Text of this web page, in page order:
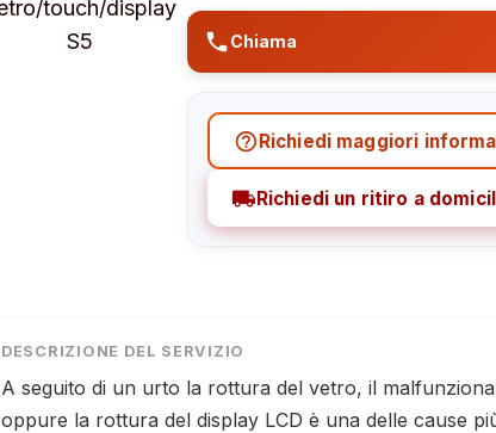
phoneChiama
help_outlineRichiedi maggiori
local_shippingRichiedi un ritiro a
DESCRIZIONE DEL SERVIZIO
A seguito di un urto la rottura del vetro, il
oppure la rottura del display LCD è una delle cause